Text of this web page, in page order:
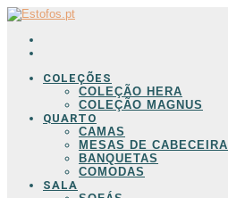
COLEÇÕES
COLEÇÃO HERA
COLEÇÃO MAGNUS
QUARTO
CAMAS
MESAS DE CABECEIRA
BANQUETAS
COMODAS
SALA